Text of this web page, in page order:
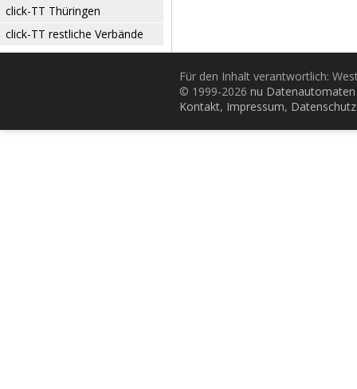
click-TT Thüringen
click-TT restliche Verbände
Für den Inhalt verantwortlich:
© 1999-2026 nu
Kontakt, Impressum, Datenschutz